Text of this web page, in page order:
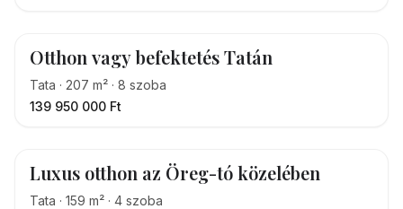
Otthon vagy befektetés Tatán
Tata · 207 m² · 8 szoba
139 950 000 Ft
Luxus otthon az Öreg-tó közelében
Tata · 159 m² · 4 szoba